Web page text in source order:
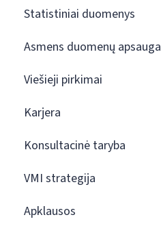
Statistiniai duomenys
Asmens duomenų apsauga
Viešieji pirkimai
Karjera
Konsultacinė taryba
VMI strategija
Apklausos